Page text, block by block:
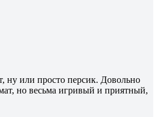
ну или просто персик. Довольно
но весьма игривый и приятный,